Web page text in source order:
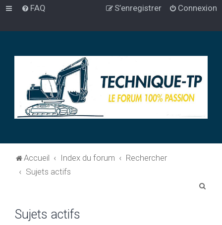
FAQ Connexion
S’enregistrer
Accueil Index du forum
Rechercher
Sujets actifs
Sujets actifs